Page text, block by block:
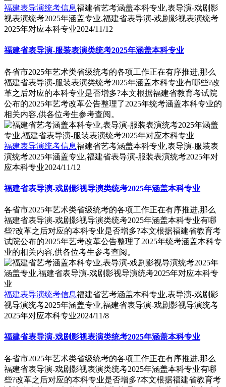
福建表导演统考信息福建省艺考涵盖本科专业,表导演-戏剧影
视表演统考2025年涵盖专业,福建省表导演-戏剧影视表演统考
2025年对应本科专业2024/11/12
福建省表导演-服装表演类统考2025年涵盖本科专业
各省市2025年艺术类省级统考的各项工作正在有序推进,那么
福建省表导演-服装表演类统考2025年涵盖本科专业有哪些?改
革之后对应的本科专业是否增多?本文根据福建省教育考试院
公布的2025年艺考改革公告整理了2025年统考涵盖本科专业的
相关内容,供各位考生参考查阅。
福建表导演统考信息福建省艺考涵盖本科专业,表导演-服装表
演统考2025年涵盖专业,福建省表导演-服装表演统考2025年对
应本科专业2024/11/12
福建省表导演-戏剧影视导演类统考2025年涵盖本科专业
各省市2025年艺术类省级统考的各项工作正在有序推进,那么
福建省表导演-戏剧影视导演类统考2025年涵盖本科专业有哪
些?改革之后对应的本科专业是否增多?本文根据福建省教育考
试院公布的2025年艺考改革公告整理了2025年统考涵盖本科专
业的相关内容,供各位考生参考查阅。
福建表导演统考信息福建省艺考涵盖本科专业,表导演-戏剧影
视导演统考2025年涵盖专业,福建省表导演-戏剧影视导演统考
2025年对应本科专业2024/11/8
福建省表导演-戏剧影视表演类统考2025年涵盖本科专业
各省市2025年艺术类省级统考的各项工作正在有序推进,那么
福建省表导演-戏剧影视表演类统考2025年涵盖本科专业有哪
些?改革之后对应的本科专业是否增多?本文根据福建省教育考